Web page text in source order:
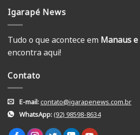
Igarapé News
Tudo o que acontece em Manaus
encontra aqui!
Contato
E-mail:contato@igarapenews.com.br
WhatsApp:(92) 98598-8634